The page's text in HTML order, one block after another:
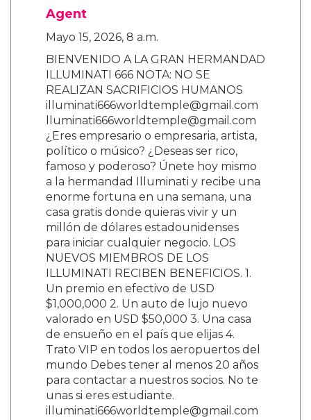
Agent
Mayo 15, 2026, 8 a.m.
BIENVENIDO A LA GRAN HERMANDAD
ILLUMINATI 666 NOTA: NO SE
REALIZAN SACRIFICIOS HUMANOS
illuminati666worldtemple@gmail.com
lluminati666worldtemple@gmail.com
¿Eres empresario o empresaria, artista,
político o músico? ¿Deseas ser rico,
famoso y poderoso? Únete hoy mismo
a la hermandad Illuminati y recibe una
enorme fortuna en una semana, una
casa gratis donde quieras vivir y un
millón de dólares estadounidenses
para iniciar cualquier negocio. LOS
NUEVOS MIEMBROS DE LOS
ILLUMINATI RECIBEN BENEFICIOS. 1.
Un premio en efectivo de USD
$1,000,000 2. Un auto de lujo nuevo
valorado en USD $50,000 3. Una casa
de ensueño en el país que elijas 4.
Trato VIP en todos los aeropuertos del
mundo Debes tener al menos 20 años
para contactar a nuestros socios. No te
unas si eres estudiante.
illuminati666worldtemple@gmail.com